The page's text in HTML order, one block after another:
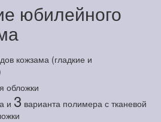
юбилейного
кожзама (гладкие и
обложки
и 3 варианта полимера с тканевой